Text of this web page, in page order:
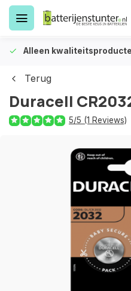
Alleen
Terug
Duracell
5/5 (1 Reviews)